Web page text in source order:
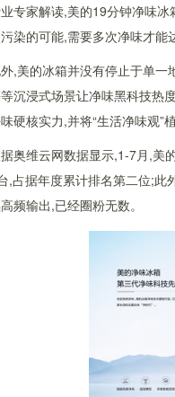
专家解读,美的19分钟净味
染的可能,需要多次净味才能
,美的冰箱并没有停止于单
沉浸式场景让净味黑科技热
硬核实力,并将“生活净味观”
奥维云网数据显示,1-7月,美
,占据年度累计排名第二位;此
频输出,已经圈粉无数。